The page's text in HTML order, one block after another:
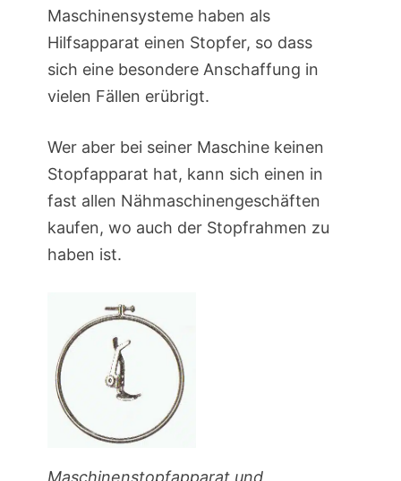
Maschinensysteme haben als
Hilfsapparat einen Stopfer, so dass
sich eine besondere Anschaffung in
vielen Fällen erübrigt.
Wer aber bei seiner Maschine keinen
Stopfapparat hat, kann sich einen in
fast allen Nähmaschinengeschäften
kaufen, wo auch der Stopfrahmen zu
haben ist.
Maschinenstopfapparat und